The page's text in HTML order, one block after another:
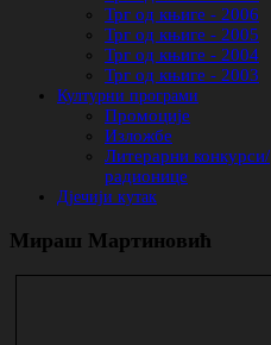
Трг од књиге - 2006
Трг од књиге - 2005
Трг од књиге - 2004
Трг од књиге - 2003
Културни програми
Промоције
Изложбе
Литерарни конкурси/
радионице
Дјечији кутак
Мираш Мартиновић